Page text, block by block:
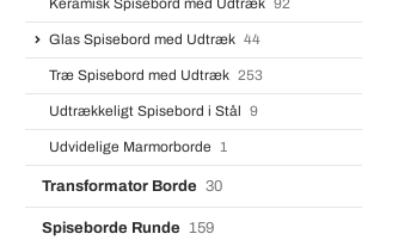
Keramisk Spisebord med Udtræk 92
Glas Spisebord med Udtræk 44
Træ Spisebord med Udtræk 253
Udtrækkeligt Spisebord i Stål 9
Udvidelige Marmorborde 1
Transformator Borde 30
Spiseborde Runde 159